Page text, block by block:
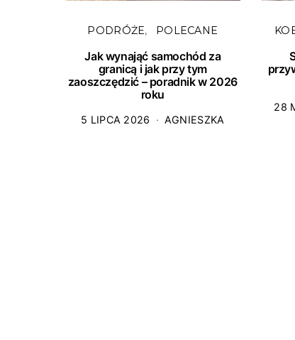
PODRÓŻE POLECANE
Jak wynająć samochód za
granicą i jak przy tym
zaoszczędzić – poradnik w 2026
roku
5 LIPCA 2026 AGNIESZKA
28